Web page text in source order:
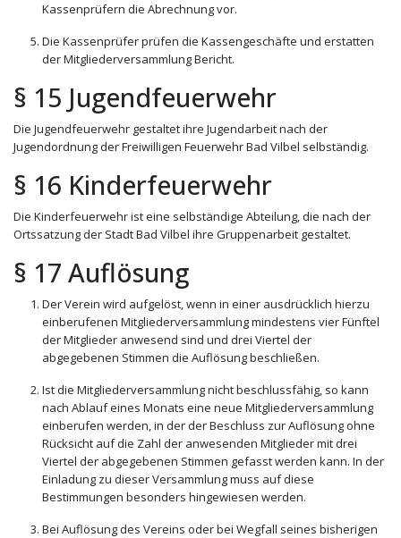
Kassenprüfern die Abrechnung vor.
Die Kassenprüfer prüfen die Kassengeschäfte und erstatten
der Mitgliederversammlung Bericht.
§ 15 Jugendfeuerwehr
Die Jugendfeuerwehr gestaltet ihre Jugendarbeit nach der
Jugendordnung der Freiwilligen Feuerwehr Bad Vilbel selbständig.
§ 16 Kinderfeuerwehr
Die Kinderfeuerwehr ist eine selbständige Abteilung, die nach der
Ortssatzung der Stadt Bad Vilbel ihre Gruppenarbeit gestaltet.
§ 17 Auflösung
Der Verein wird aufgelöst, wenn in einer ausdrücklich hierzu
einberufenen Mitgliederversammlung mindestens vier Fünftel
der Mitglieder anwesend sind und drei Viertel der
abgegebenen Stimmen die Auflösung beschließen.
Ist die Mitgliederversammlung nicht beschlussfähig, so kann
nach Ablauf eines Monats eine neue Mitgliederversammlung
einberufen werden, in der der Beschluss zur Auflösung ohne
Rücksicht auf die Zahl der anwesenden Mitglieder mit drei
Viertel der abgegebenen Stimmen gefasst werden kann. In der
Einladung zu dieser Versammlung muss auf diese
Bestimmungen besonders hingewiesen werden.
Bei Auflösung des Vereins oder bei Wegfall seines bisherigen